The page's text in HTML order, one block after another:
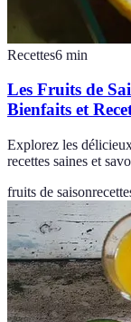
Recettes6 min
Les Fruits de
Bienfaits et
Explorez les
recettes saines et
fruits de saison